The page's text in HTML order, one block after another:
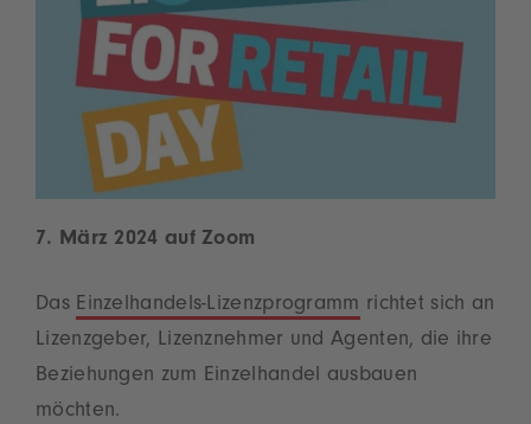
7. März 2024 auf Zoom
Das Einzelhandels-Lizenzprogramm richtet sich an
Lizenzgeber, Lizenznehmer und Agenten, die ihre
Beziehungen zum Einzelhandel ausbauen
möchten.